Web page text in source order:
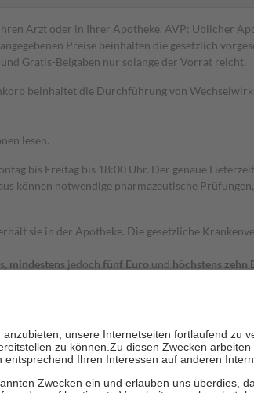
Arzt oder in Ihrer Apotheke. AVP: Üblicher
Preise beinhalten die gesetzlich
Gratis-Beigaben nur solange der Vorrat reicht.
beinhaltet die Durchführung von
lesen.
bis Freitag bis 18:00 Uhr. Der genaue
können notwendige pharmazeutische
sie in der Apotheke. Die gesetzliche
mindestens jedoch fünf Euro und höchstens zehn
Stellung der Familie zu unterstützen, fallen